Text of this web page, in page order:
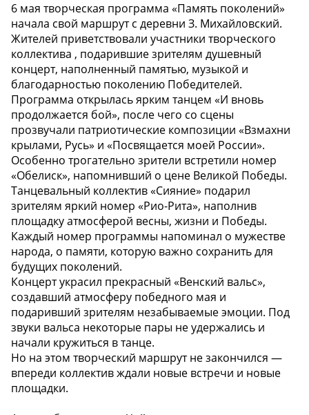
6 мая творческая программа «Память поколений»
начала свой маршрут с деревни З. Михайловский.
Жителей приветствовали участники творческого
коллектива , подарившие зрителям душевный
концерт, наполненный памятью, музыкой и
благодарностью поколению Победителей.
Программа открылась ярким танцем «И вновь
продолжается бой», после чего со сцены
прозвучали патриотические композиции «Взмахни
крылами, Русь» и «Посвящается моей России».
Особенно трогательно зрители встретили номер
«Обелиск», напомнивший о цене Великой Победы.
Танцевальный коллектив «Сияние» подарил
зрителям яркий номер «Рио-Рита», наполнив
площадку атмосферой весны, жизни и Победы.
Каждый номер программы напоминал о мужестве
народа, о памяти, которую важно сохранить для
будущих поколений.
Концерт украсил прекрасный «Венский вальс»,
создавший атмосферу победного мая и
подаривший зрителям незабываемые эмоции. Под
звуки вальса некоторые пары не удержались и
начали кружиться в танце.
Но на этом творческий маршрут не закончился —
впереди коллектив ждали новые встречи и новые
площадки.